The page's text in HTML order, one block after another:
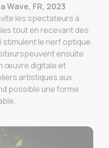
Wave, FR, 2023
les spectateurs à
tout en recevant des
le nerf optique
ensuite
œuvre digitale et
artistiques aux
possible une forme